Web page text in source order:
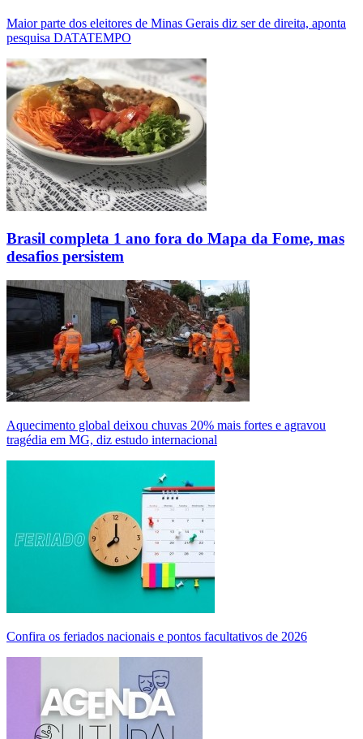
Maior parte dos eleitores de Minas Gerais diz ser de direita, aponta
pesquisa DATATEMPO
Brasil completa 1 ano fora do Mapa da Fome, mas
desafios persistem
Aquecimento global deixou chuvas 20% mais fortes e agravou
tragédia em MG, diz estudo internacional
Confira os feriados nacionais e pontos facultativos de 2026